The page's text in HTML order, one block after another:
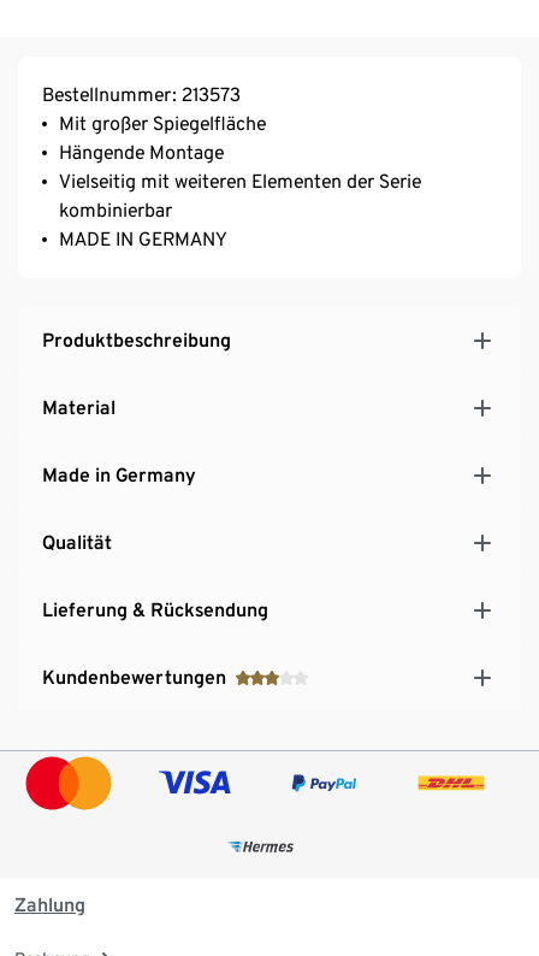
Bestellnummer: 213573
Mit großer Spiegelfläche
Hängende Montage
Vielseitig mit weiteren Elementen der Serie
kombinierbar
MADE IN GERMANY
Produktbeschreibung
Material
Made in Germany
Qualität
Lieferung & Rücksendung
Kundenbewertungen
Zahlung